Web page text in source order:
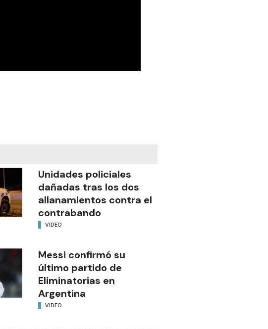
Unidades policiales
dañadas tras los dos
allanamientos contra el
contrabando
VIDEO
Messi confirmó su
último partido de
Eliminatorias en
Argentina
VIDEO